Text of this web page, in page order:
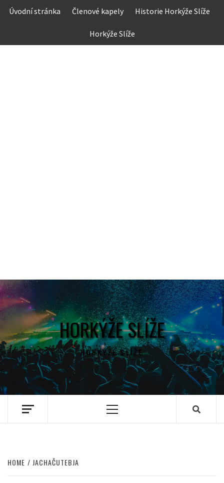
Skip
Úvodní stránka Členové kapely Historie Horkýže Slíže
Horkýže Slíže
HORKÝŽE SLÍŽE
HORKÝŽE SLÍŽE
Primary
HOME JACHAČUTEBJA